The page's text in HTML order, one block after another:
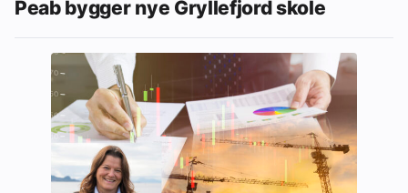
Peab bygger nye Gryllefjord skole